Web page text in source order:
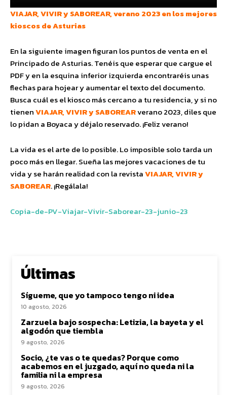
VIAJAR, VIVIR y SABOREAR, verano 2023 en los mejores
kioscos de Asturias
En la siguiente imagen figuran los puntos de venta en el
Principado de Asturias. Tenéis que esperar que cargue el
PDF y en la esquina inferior izquierda encontraréis unas
flechas para hojear y aumentar el texto del documento.
Busca cuál es el kiosco más cercano a tu residencia, y si no
tienenVIAJAR, VIVIR y SABOREARverano 2023, diles que
lo pidan a Boyaca y déjalo reservado. ¡Feliz verano!
La vida es el arte de lo posible. Lo imposible solo tarda un
poco más en llegar. Sueña las mejores vacaciones de tu
vida y se harán realidad con la revistaVIAJAR, VIVIR y
SABOREAR. ¡Regálala!
Copia-de-PV-Viajar-Vivir-Saborear-23-junio-23
Últimas
Sígueme, que yo tampoco tengo ni idea
10 agosto, 2026
Zarzuela bajo sospecha: Letizia, la bayeta y el
algodón que tiembla
9 agosto, 2026
Socio, ¿te vas o te quedas? Porque como
acabemos en el juzgado, aquí no queda ni la
familia ni la empresa
9 agosto, 2026